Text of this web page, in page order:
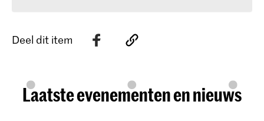
Deel dit item
Laatste evenementen en nieuws